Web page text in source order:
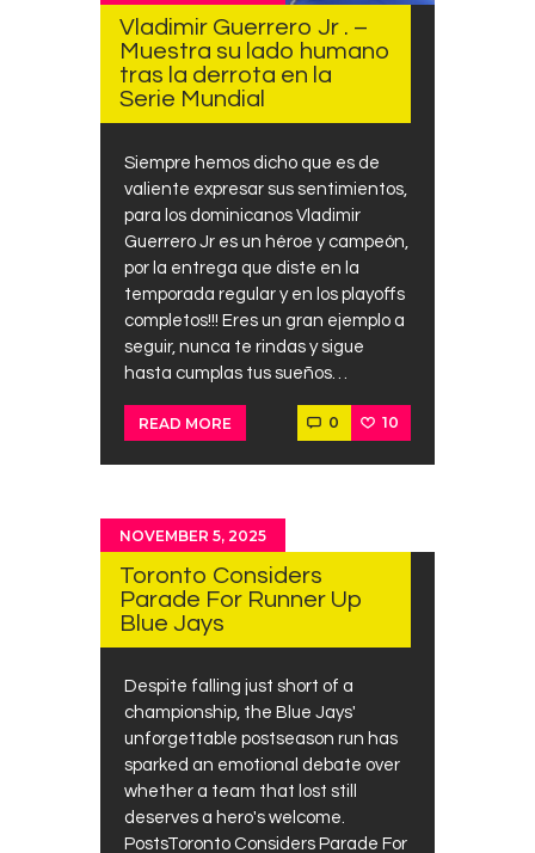
Vladimir Guerrero Jr . –
Muestra su lado humano
tras la derrota en la
Serie Mundial
Siempre hemos dicho que es de
valiente expresar sus sentimientos,
para los dominicanos Vladimir
Guerrero Jr es un héroe y campeón,
por la entrega que diste en la
temporada regular y en los playoffs
completos!!! Eres un gran ejemplo a
seguir, nunca te rindas y sigue
hasta cumplas tus sueños…
READ MORE 0 10
NOVEMBER 5, 2025
Toronto Considers
Parade For Runner Up
Blue Jays
Despite falling just short of a
championship, the Blue Jays'
unforgettable postseason run has
sparked an emotional debate over
whether a team that lost still
deserves a hero's welcome.
PostsToronto Considers Parade For